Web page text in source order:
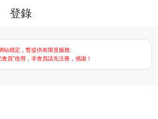
登錄
站穩定，暫提供有限度服務:
員”使用，非會員請先注冊，感謝！